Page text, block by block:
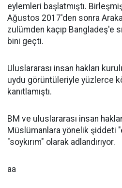
eylemleri başlatmıştı.
Ağustos 2017'den sonra
zulümden kaçıp Bangladeş'e
bini geçti.
Uluslararası insan hakları
uydu görüntüleriyle yüzlerce
kanıtlamıştı.
BM ve uluslararası insan
Müslümanlara yönelik şiddeti
"soykırım" olarak adlandırıyor.
aa